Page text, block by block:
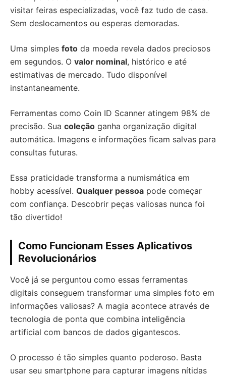
visitar feiras especializadas, você faz tudo de casa.
Sem deslocamentos ou esperas demoradas.
Uma simples foto da moeda revela dados preciosos
em segundos. O valor nominal, histórico e até
estimativas de mercado. Tudo disponível
instantaneamente.
Ferramentas como Coin ID Scanner atingem 98% de
precisão. Sua coleção ganha organização digital
automática. Imagens e informações ficam salvas para
consultas futuras.
Essa praticidade transforma a numismática em
hobby acessível. Qualquer pessoa pode começar
com confiança. Descobrir peças valiosas nunca foi
tão divertido!
Como Funcionam Esses Aplicativos
Revolucionários
Você já se perguntou como essas ferramentas
digitais conseguem transformar uma simples foto em
informações valiosas? A magia acontece através de
tecnologia de ponta que combina inteligência
artificial com bancos de dados gigantescos.
O processo é tão simples quanto poderoso. Basta
usar seu smartphone para capturar imagens nítidas